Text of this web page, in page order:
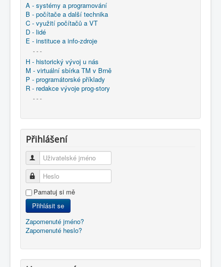
A - systémy a programování
B - počítače a další technika
C - využití počítačů a VT
D - lidé
E - instituce a info-zdroje
- - -
H - historický vývoj u nás
M - virtuální sbírka TM v Brně
P - programátorské příklady
R - redakce vývoje prog-story
- - -
Přihlášení
Uživatelské jméno
Heslo
Pamatuj si mě
Přihlásit se
Zapomenuté jméno?
Zapomenuté heslo?